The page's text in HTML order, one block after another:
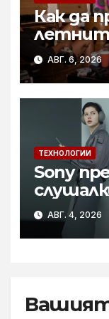
Как да
купон с
АВГ. 6, 2026
ТЕХНОЛОГИИ
Sony
Gray“
АВГ. 4, 2026